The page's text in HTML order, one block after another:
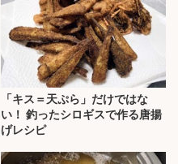
「キス＝天ぷら」だけではな
い！ 釣ったシロギスで作る唐揚
げレシピ